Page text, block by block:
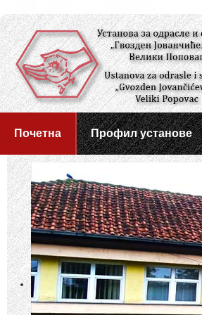
Почетна Профил установе